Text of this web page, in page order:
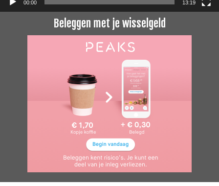
00:00 13:19
Beleggen met je wisselgeld